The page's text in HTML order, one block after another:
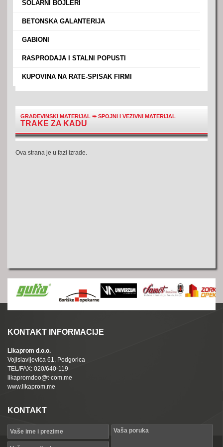
SOLARNI BOJLERI
BETONSKA GALANTERIJA
GABIONI
RASPRODAJA I STALNI POPUSTI
KUPOVINA NA RATE-SPISAK FIRMI
GRAĐEVINSKI MATERIJAL ➨SPOJNI I VEZIVNI MATERIJAL
TRAKE ZA KADU
Ova strana je u fazi izrade.
KONTAKT INFORMACIJE
Likaprom d.o.o.
Vojislavljevića 61, Podgorica
TEL/FAX: 020/640-119
likapromdoo@t-com.me
www.likaprom.me
KONTAKT